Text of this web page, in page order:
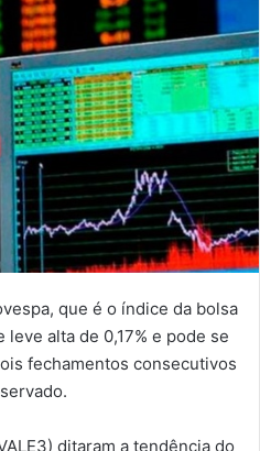
que é o índice da bolsa
alta de 0,17% e pode se
fechamentos consecutivos
ditaram a tendência do